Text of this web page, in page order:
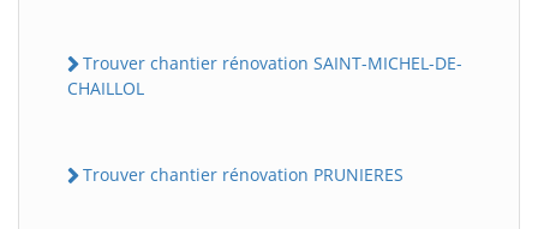
Trouver chantier rénovation SAINT-MICHEL-DE-
CHAILLOL
Trouver chantier rénovation PRUNIERES